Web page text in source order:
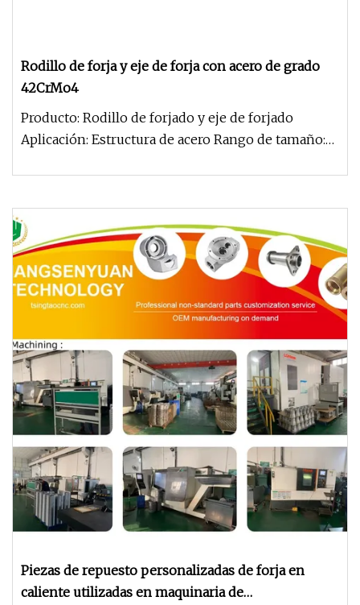
Rodillo de forja y eje de forja con acero de grado
42CrMo4
Producto: Rodillo de forjado y eje de forjado
Aplicación: Estructura de acero Rango de tamaño:
Piezas de repuesto personalizadas de forja en
caliente utilizadas en maquinaria de